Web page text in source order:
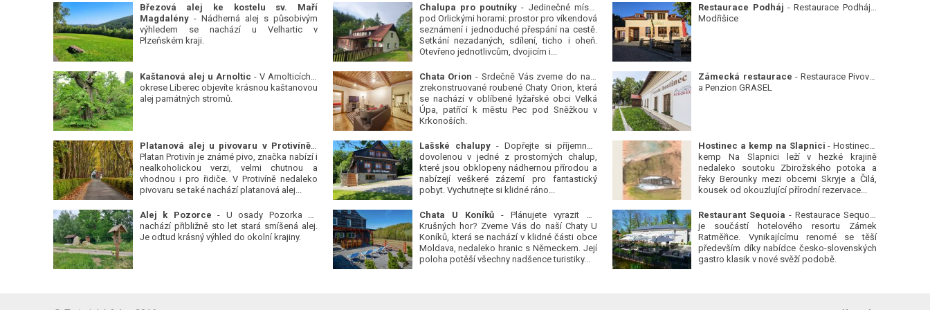
Březová alej ke kostelu sv. Maří
Magdalény- Nádherná alej s působivým
výhledem se nachází u Velhartic v
Plzeňském kraji.
Kaštanová alej u Arnoltic - V Arnolticích v
okrese Liberec objevíte krásnou kaštanovou
alej památných stromů.
Platanová alej u pivovaru v Protivíně-
Platan Protivín je známé pivo, značka nabízí i
nealkoholickou verzi, velmi chutnou a
vhodnou i pro řidiče. V Protivíně nedaleko
pivovaru se také nachází platanová alej...
Alej k Pozorce - U osady Pozorka se
nachází přibližně sto let stará smíšená alej.
Je odtud krásný výhled do okolní krajiny.
Chalupa pro poutníky - Jedinečné místo
pod Orlickými horami: prostor pro víkendová
seznámení i jednoduché přespání na cestě.
Setkání nezadaných, sdílení, ticho i oheň.
Otevřeno jednotlivcům, dvojicím i...
Chata Orion - Srdečně Vás zveme do naší
zrekonstruované roubené Chaty Orion, která
se nachází v oblíbené lyžařské obci Velká
Úpa, patřící k městu Pec pod Sněžkou v
Krkonoších.
Lašské chalupy- Dopřejte si příjemnou
dovolenou v jedné z prostorných chalup,
které jsou obklopeny nádhernou přírodou a
nabízejí veškeré zázemí pro fantastický
pobyt. Vychutnejte si klidné ráno...
Chata U Koníků- Plánujete vyrazit do
Krušných hor? Zveme Vás do naší Chaty U
Koníků, která se nachází v klidné části obce
Moldava, nedaleko hranic s Německem. Její
poloha potěší všechny nadšence turistiky...
Restaurace Podháj - Restaurace Podháj -
Modřišice
Zámecká restaurace - Restaurace Pivovar
a Penzion GRASEL
Hostinec a kemp na Slapnici - Hostinec a
kemp Na Slapnici leží v hezké krajině
nedaleko soutoku Zbirožského potoka a
řeky Berounky mezi obcemi Skryje a Čilá,
kousek od okouzlující přírodní rezervace...
Restaurant Sequoia - Restaurace Sequoia
je součástí hotelového resortu Zámek
Ratměřice. Vynikajícímu renomé se těší
především díky nabídce česko-slovenských
gastro klasik v nové svěží podobě.